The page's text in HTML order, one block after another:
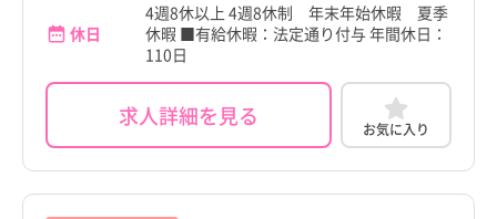
休日
4週8休以上 4週8休制 年末年始休暇 夏季
休暇 ■有給休暇：法定通り付与 年間休日：
110日
求人詳細を見る お気に入り